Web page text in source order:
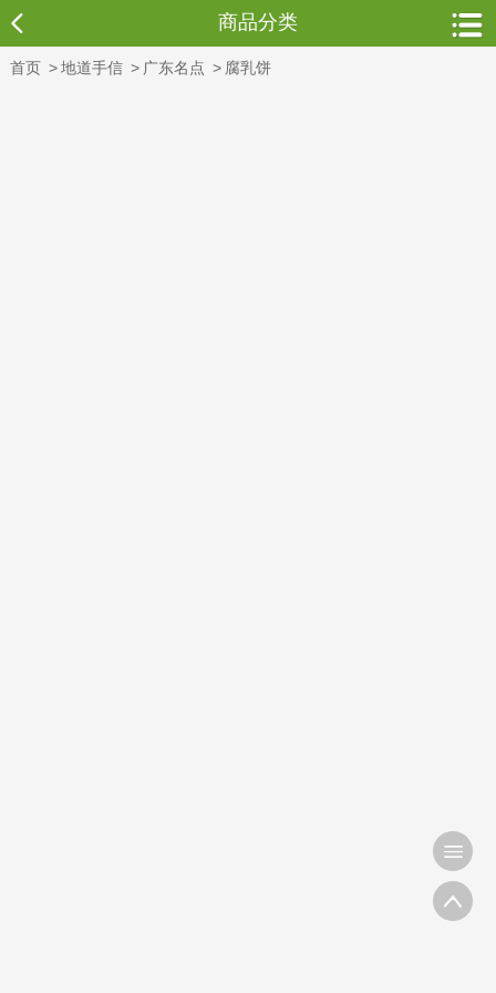
商品分类
首页 >地道手信 > 广东名点 > 腐乳饼